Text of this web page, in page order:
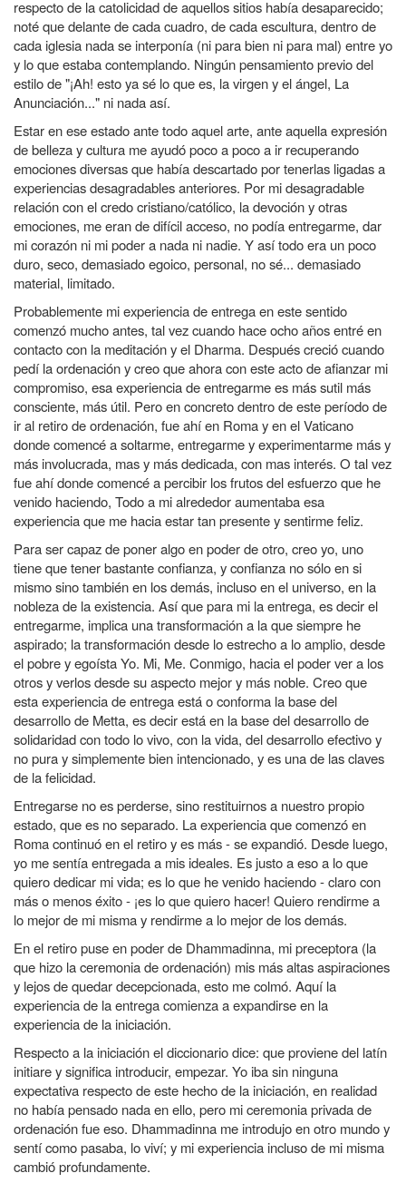
respecto de la catolicidad de aquellos sitios había desaparecido;
noté que delante de cada cuadro, de cada escultura, dentro de
cada iglesia nada se interponía (ni para bien ni para mal) entre yo
y lo que estaba contemplando. Ningún pensamiento previo del
estilo de "¡Ah! esto ya sé lo que es, la virgen y el ángel, La
Anunciación..." ni nada así.
Estar en ese estado ante todo aquel arte, ante aquella expresión
de belleza y cultura me ayudó poco a poco a ir recuperando
emociones diversas que había descartado por tenerlas ligadas a
experiencias desagradables anteriores. Por mi desagradable
relación con el credo cristiano/católico, la devoción y otras
emociones, me eran de difícil acceso, no podía entregarme, dar
mi corazón ni mi poder a nada ni nadie. Y así todo era un poco
duro, seco, demasiado egoico, personal, no sé... demasiado
material, limitado.
Probablemente mi experiencia de entrega en este sentido
comenzó mucho antes, tal vez cuando hace ocho años entré en
contacto con la meditación y el Dharma. Después creció cuando
pedí la ordenación y creo que ahora con este acto de afianzar mi
compromiso, esa experiencia de entregarme es más sutil más
consciente, más útil. Pero en concreto dentro de este período de
ir al retiro de ordenación, fue ahí en Roma y en el Vaticano
donde comencé a soltarme, entregarme y experimentarme más y
más involucrada, mas y más dedicada, con mas interés. O tal vez
fue ahí donde comencé a percibir los frutos del esfuerzo que he
venido haciendo, Todo a mi alrededor aumentaba esa
experiencia que me hacia estar tan presente y sentirme feliz.
Para ser capaz de poner algo en poder de otro, creo yo, uno
tiene que tener bastante confianza, y confianza no sólo en si
mismo sino también en los demás, incluso en el universo, en la
nobleza de la existencia. Así que para mi la entrega, es decir el
entregarme, implica una transformación a la que siempre he
aspirado; la transformación desde lo estrecho a lo amplio, desde
el pobre y egoísta Yo. Mi, Me. Conmigo, hacia el poder ver a los
otros y verlos desde su aspecto mejor y más noble. Creo que
esta experiencia de entrega está o conforma la base del
desarrollo de Metta, es decir está en la base del desarrollo de
solidaridad con todo lo vivo, con la vida, del desarrollo efectivo y
no pura y simplemente bien intencionado, y es una de las claves
de la felicidad.
Entregarse no es perderse, sino restituirnos a nuestro propio
estado, que es no separado. La experiencia que comenzó en
Roma continuó en el retiro y es más - se expandió. Desde luego,
yo me sentía entregada a mis ideales. Es justo a eso a lo que
quiero dedicar mi vida; es lo que he venido haciendo - claro con
más o menos éxito - ¡es lo que quiero hacer! Quiero rendirme a
lo mejor de mi misma y rendirme a lo mejor de los demás.
En el retiro puse en poder de Dhammadinna, mi preceptora (la
que hizo la ceremonia de ordenación) mis más altas aspiraciones
y lejos de quedar decepcionada, esto me colmó. Aquí la
experiencia de la entrega comienza a expandirse en la
experiencia de la iniciación.
Respecto a la iniciación el diccionario dice: que proviene del latín
initiare y significa introducir, empezar. Yo iba sin ninguna
expectativa respecto de este hecho de la iniciación, en realidad
no había pensado nada en ello, pero mi ceremonia privada de
ordenación fue eso. Dhammadinna me introdujo en otro mundo y
sentí como pasaba, lo viví; y mi experiencia incluso de mi misma
cambió profundamente.